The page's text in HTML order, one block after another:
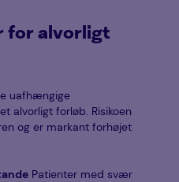
for alvorligt
uafhængige
alvorligt forløb. Risikoen
og er markant forhøjet
Patienter med svær